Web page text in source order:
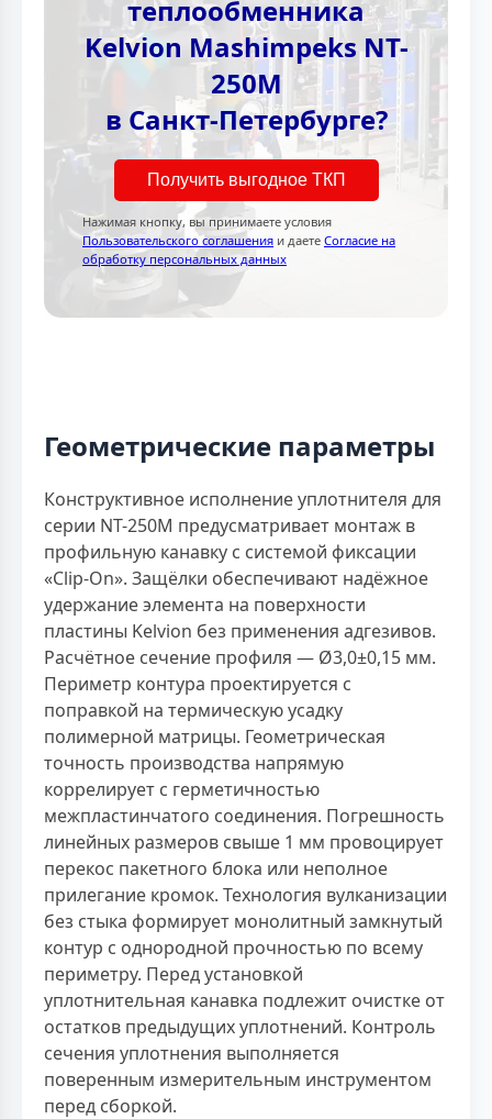
теплообменника
Kelvion Mashimpeks NT-
250M
в Санкт-Петербурге?
Получить выгодное ТКП
Нажимая кнопку, вы принимаете условия
Пользовательского соглашения и даете Согласие на
обработку персональных данных
Геометрические параметры
Конструктивное исполнение уплотнителя для
серии NT-250M предусматривает монтаж в
профильную канавку с системой фиксации
«Clip-On». Защёлки обеспечивают надёжное
удержание элемента на поверхности
пластины Kelvion без применения адгезивов.
Расчётное сечение профиля — Ø3,0±0,15 мм.
Периметр контура проектируется с
поправкой на термическую усадку
полимерной матрицы. Геометрическая
точность производства напрямую
коррелирует с герметичностью
межпластинчатого соединения. Погрешность
линейных размеров свыше 1 мм провоцирует
перекос пакетного блока или неполное
прилегание кромок. Технология вулканизации
без стыка формирует монолитный замкнутый
контур с однородной прочностью по всему
периметру. Перед установкой
уплотнительная канавка подлежит очистке от
остатков предыдущих уплотнений. Контроль
сечения уплотнения выполняется
поверенным измерительным инструментом
перед сборкой.